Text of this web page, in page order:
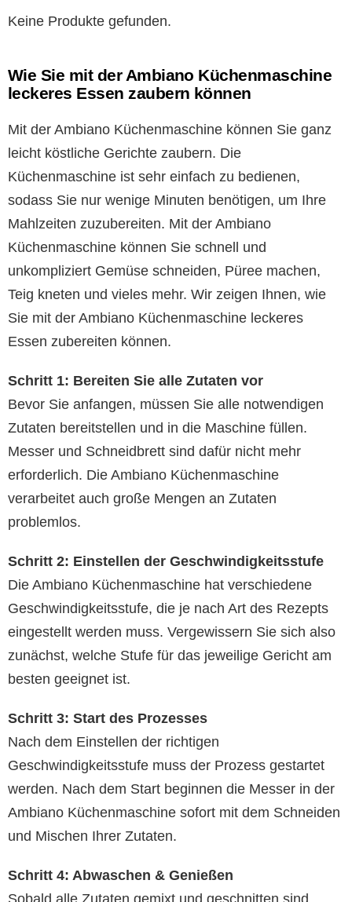
Keine Produkte gefunden.
Wie Sie mit der Ambiano Küchenmaschine
leckeres Essen zaubern können
Mit der Ambiano Küchenmaschine können Sie ganz
leicht köstliche Gerichte zaubern. Die
Küchenmaschine ist sehr einfach zu bedienen,
sodass Sie nur wenige Minuten benötigen, um Ihre
Mahlzeiten zuzubereiten. Mit der Ambiano
Küchenmaschine können Sie schnell und
unkompliziert Gemüse schneiden, Püree machen,
Teig kneten und vieles mehr. Wir zeigen Ihnen, wie
Sie mit der Ambiano Küchenmaschine leckeres
Essen zubereiten können.
Schritt 1: Bereiten Sie alle Zutaten vor
Bevor Sie anfangen, müssen Sie alle notwendigen
Zutaten bereitstellen und in die Maschine füllen.
Messer und Schneidbrett sind dafür nicht mehr
erforderlich. Die Ambiano Küchenmaschine
verarbeitet auch große Mengen an Zutaten
problemlos.
Schritt 2: Einstellen der Geschwindigkeitsstufe
Die Ambiano Küchenmaschine hat verschiedene
Geschwindigkeitsstufe, die je nach Art des Rezepts
eingestellt werden muss. Vergewissern Sie sich also
zunächst, welche Stufe für das jeweilige Gericht am
besten geeignet ist.
Schritt 3: Start des Prozesses
Nach dem Einstellen der richtigen
Geschwindigkeitsstufe muss der Prozess gestartet
werden. Nach dem Start beginnen die Messer in der
Ambiano Küchenmaschine sofort mit dem Schneiden
und Mischen Ihrer Zutaten.
Schritt 4: Abwaschen & Genießen